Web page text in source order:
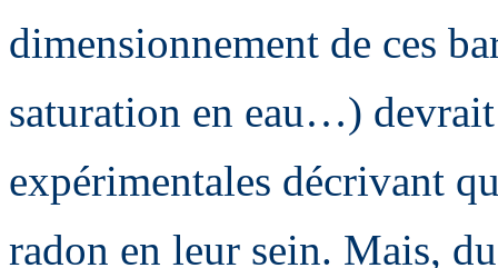
dimensionnement de ces
saturation en eau…) devrait
expérimentales décrivant
radon en leur sein. Mais,